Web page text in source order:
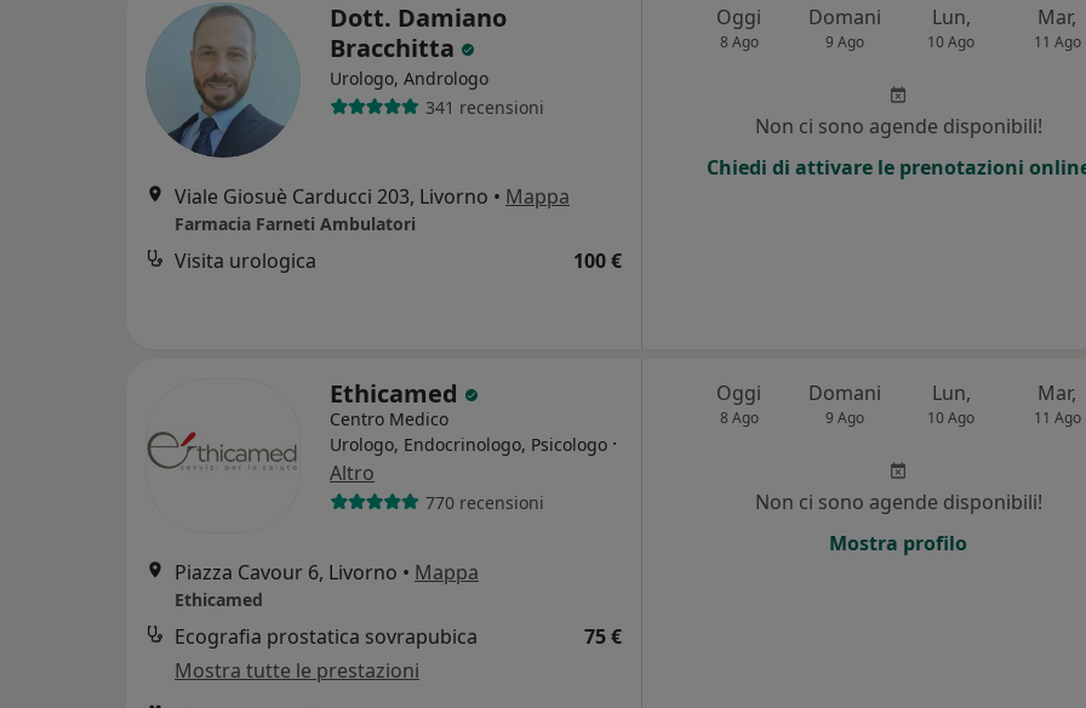
Dott. Damiano
Bracchitta
Urologo, Andrologo
341 recensioni
Viale Giosuè Carducci 203, Livorno • Mappa
Farmacia Farneti Ambulatori
Visita urologica 100 €
Oggi
8 Ago
Domani
9 Ago
Lun,
10 Ago
Mar,
11 Ago
Non ci sono agende disponibili!
Chiedi di attivare le prenotazioni
Ethicamed
Centro Medico
Urologo, Endocrinologo, Psicologo ·
Altro
770 recensioni
Piazza Cavour 6, Livorno • Mappa
Ethicamed
Ecografia prostatica sovrapubica
75 €
Mostra tutte le prestazioni
Oggi
8 Ago
Domani
9 Ago
Lun,
10 Ago
Mar,
11 Ago
Non ci sono agende disponibili!
Mostra profilo